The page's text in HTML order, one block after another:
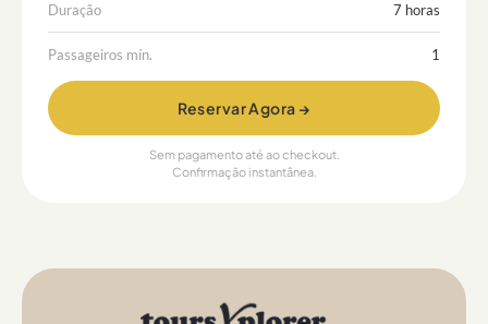
Duração 7 horas
Passageiros mín. 1
Reservar Agora →
Sem pagamento até ao checkout.
Confirmação instantânea.